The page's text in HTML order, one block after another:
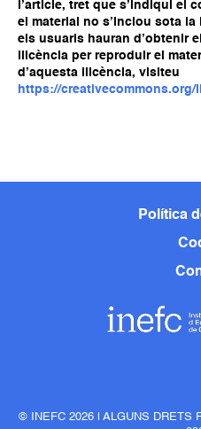
l’article, tret que s’indiqui el
el material no s’inclou sota
els usuaris hauran d’obtenir
llicència per reproduir el
d’aquesta llicència, visiteu
https://creativecommons.org/
Política
© INEFC 2026 | ALGUNS DRETS